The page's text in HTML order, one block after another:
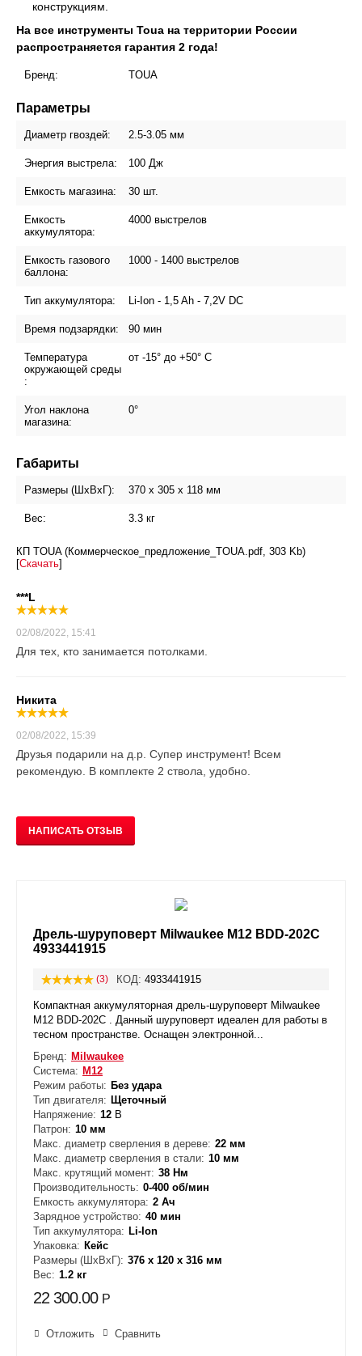
конструкциям.
На все инструменты Toua на территории России
распространяется гарантия 2 года!
Бренд: TOUA
Параметры
Диаметр гвоздей: 2.5-3.05 мм
Энергия выстрела: 100 Дж
Емкость магазина: 30 шт.
Емкость
аккумулятора:
4000 выстрелов
Емкость газового
баллона:
1000 - 1400 выстрелов
Тип аккумулятора: Li-Ion - 1,5 Ah - 7,2V DC
Время подзарядки: 90 мин
Температура
окружающей среды
:
от -15° до +50° С
Угол наклона
магазина:
0°
Габариты
Размеры (ШxВxГ): 370 х 305 х 118 мм
Вес: 3.3 кг
КП TOUA (Коммерческое_предложение_TOUA.pdf, 303 Kb)
[Скачать]
***L
02/08/2022, 15:41
Для тех, кто занимается потолками.
Никита
02/08/2022, 15:39
Друзья подарили на д.р. Супер инструмент! Всем
рекомендую. В комплекте 2 ствола, удобно.
НАПИСАТЬ ОТЗЫВ
Дрель-шуруповерт Milwaukee M12 BDD-202C
4933441915
(3) КОД: 4933441915
Компактная аккумуляторная дрель-шуруповерт Milwaukee
M12 BDD-202C . Данный шуруповерт идеален для работы в
тесном пространстве. Оснащен электронной...
Бренд: Milwaukee
Система: М12
Режим работы: Без удара
Тип двигателя: Щеточный
Напряжение: 12 В
Патрон: 10 мм
Макс. диаметр сверления в дереве: 22 мм
Макс. диаметр сверления в стали: 10 мм
Макс. крутящий момент: 38 Нм
Производительность: 0-400 об/мин
Емкость аккумулятора: 2 Ач
Зарядное устройство: 40 мин
Тип аккумулятора: Li-Ion
Упаковка: Кейс
Размеры (ШxВxГ): 376 х 120 х 316 мм
Вес: 1.2 кг
22 300.00 Р
Отложить Сравнить